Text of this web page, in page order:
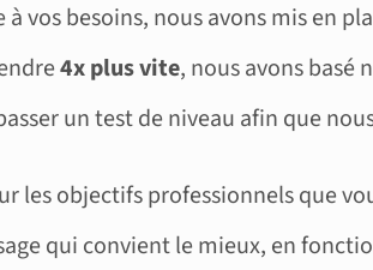
vos besoins, nous avons mis en
4x plus vite, nous avons basé
un test de niveau afin que
les objectifs professionnels que
qui convient le mieux, en